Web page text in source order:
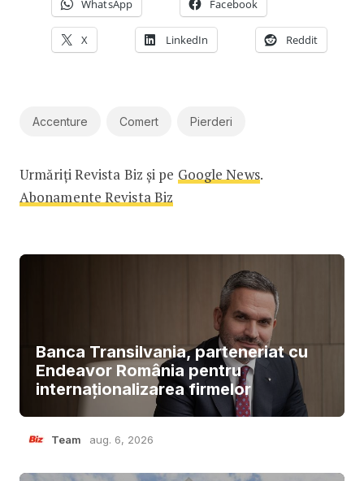
WhatsApp Facebook
X LinkedIn Reddit
Accenture Comert Pierderi
Urmăriți Revista Biz și pe Google News.
Abonamente Revista Biz
Banca Transilvania, parteneriat cu
Endeavor România pentru
internaționalizarea firmelor
Team aug. 6, 2026